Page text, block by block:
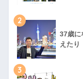
2
37歳に
えたり
3